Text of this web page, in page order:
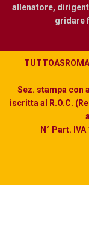
allenatore,
gridare
Sez. stampa con
iscritta al R.O.C.
N° Part.